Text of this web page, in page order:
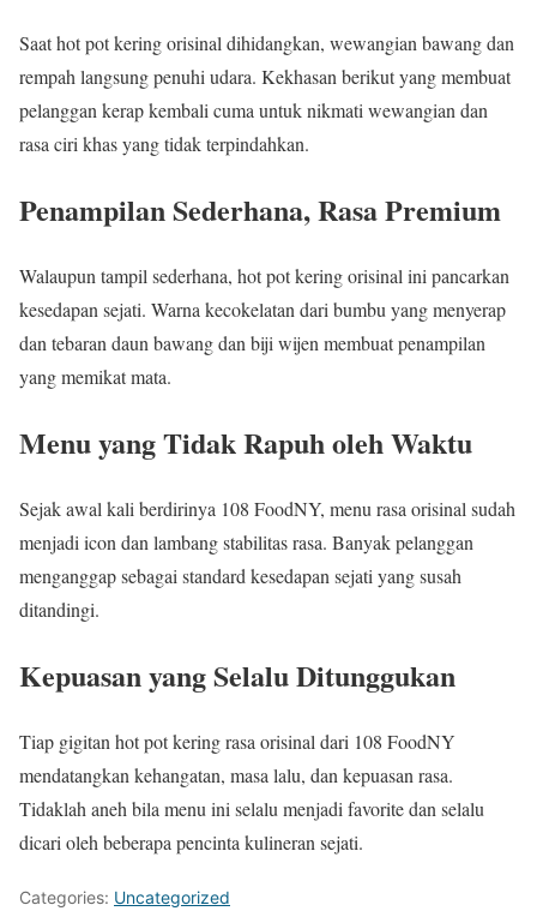
Saat hot pot kering orisinal dihidangkan, wewangian bawang dan
rempah langsung penuhi udara. Kekhasan berikut yang membuat
pelanggan kerap kembali cuma untuk nikmati wewangian dan
rasa ciri khas yang tidak terpindahkan.
Penampilan Sederhana, Rasa Premium
Walaupun tampil sederhana, hot pot kering orisinal ini pancarkan
kesedapan sejati. Warna kecokelatan dari bumbu yang menyerap
dan tebaran daun bawang dan biji wijen membuat penampilan
yang memikat mata.
Menu yang Tidak Rapuh oleh Waktu
Sejak awal kali berdirinya 108 FoodNY, menu rasa orisinal sudah
menjadi icon dan lambang stabilitas rasa. Banyak pelanggan
menganggap sebagai standard kesedapan sejati yang susah
ditandingi.
Kepuasan yang Selalu Ditunggukan
Tiap gigitan hot pot kering rasa orisinal dari 108 FoodNY
mendatangkan kehangatan, masa lalu, dan kepuasan rasa.
Tidaklah aneh bila menu ini selalu menjadi favorite dan selalu
dicari oleh beberapa pencinta kulineran sejati.
Categories: Uncategorized